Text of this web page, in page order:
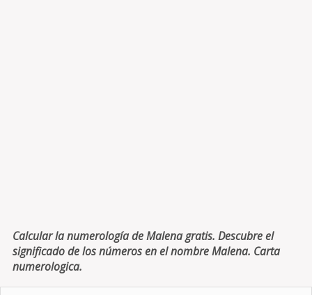
Calcular la numerología de Malena gratis. Descubre el
significado de los números en el nombre Malena. Carta
numerologica.